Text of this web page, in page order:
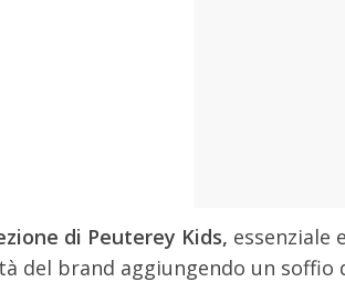
di Peuterey Kids, essenziale
del brand aggiungendo un